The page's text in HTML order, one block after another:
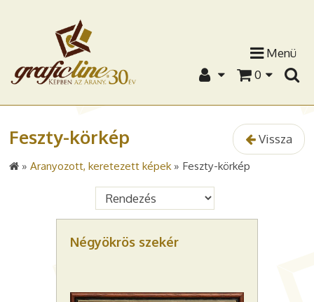
Menü
0
Vissza
Feszty-körkép
» Aranyozott, keretezett képek» Feszty-körkép
Négyökrös szekér